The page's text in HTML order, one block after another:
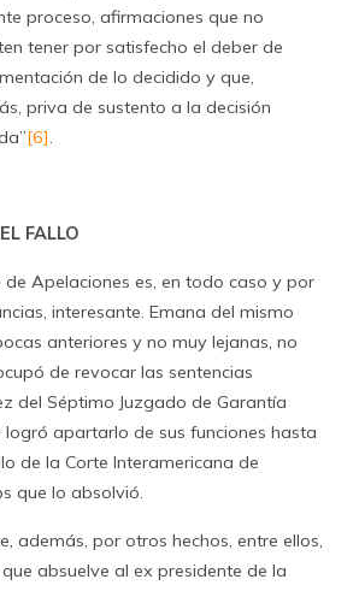
proceso, afirmaciones que no
tener por satisfecho el deber de
de lo decidido y que,
priva de sustento a la decisión
[6].
FALLO
de Apelaciones es, en todo caso y por
interesante. Emana del mismo
anteriores y no muy lejanas, no
de revocar las sentencias
del Séptimo Juzgado de Garantía
logró apartarlo de sus funciones hasta
de la Corte Interamericana de
que lo absolvió.
además, por otros hechos, entre ellos,
absuelve al ex presidente de la